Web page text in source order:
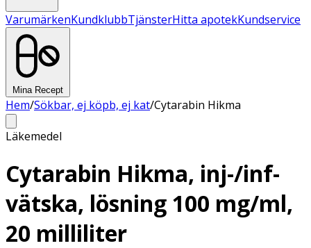
VarumärkenKundklubbTjänsterHitta apotekKundservice
Mina Recept
Hem/Sökbar, ej köpb, ej kat/Cytarabin Hikma
Läkemedel
Cytarabin Hikma, inj-/inf-
vätska, lösning 100 mg/ml,
20 milliliter